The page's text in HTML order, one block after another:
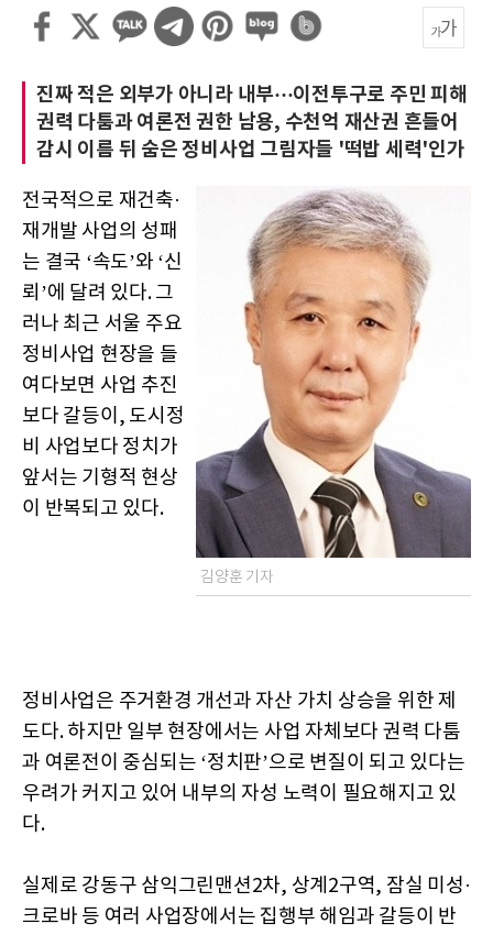
진짜 적은 외부가 아니라 내부···이전투구로 주민 피해
권력 다툼과 여론전 권한 남용, 수천억 재산권 흔들어
감시 이름 뒤 숨은 정비사업 그림자들 '떡밥 세력'인가
김양훈 기자
전국적으로 재건축·
재개발 사업의 성패
는 결국 ‘속도’와 ‘신
뢰’에 달려 있다. 그
러나 최근 서울 주요
정비사업 현장을 들
여다보면 사업 추진
보다 갈등이, 도시정
비 사업보다 정치가
앞서는 기형적 현상
이 반복되고 있다.
정비사업은 주거환경 개선과 자산 가치 상승을 위한 제
도다. 하지만 일부 현장에서는 사업 자체보다 권력 다툼
과 여론전이 중심되는 ‘정치판’으로 변질이 되고 있다는
우려가 커지고 있어 내부의 자성 노력이 필요해지고 있
다.
실제로 강동구 삼익그린맨션2차, 상계2구역, 잠실 미성·
크로바 등 여러 사업장에서는 집행부 해임과 갈등이 반